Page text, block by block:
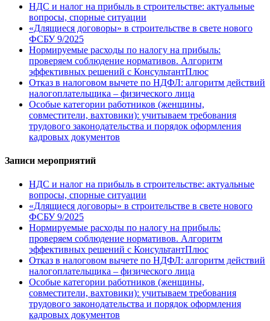
НДС и налог на прибыль в строительстве: актуальные
вопросы, спорные ситуации
«Длящиеся договоры» в строительстве в свете нового
ФСБУ 9/2025
Нормируемые расходы по налогу на прибыль:
проверяем соблюдение нормативов. Алгоритм
эффективных решений с КонсультантПлюс
Отказ в налоговом вычете по НДФЛ: алгоритм действий
налогоплательщика – физического лица
Особые категории работников (женщины,
совместители, вахтовики): учитываем требования
трудового законодательства и порядок оформления
кадровых документов
Записи мероприятий
НДС и налог на прибыль в строительстве: актуальные
вопросы, спорные ситуации
«Длящиеся договоры» в строительстве в свете нового
ФСБУ 9/2025
Нормируемые расходы по налогу на прибыль:
проверяем соблюдение нормативов. Алгоритм
эффективных решений с КонсультантПлюс
Отказ в налоговом вычете по НДФЛ: алгоритм действий
налогоплательщика – физического лица
Особые категории работников (женщины,
совместители, вахтовики): учитываем требования
трудового законодательства и порядок оформления
кадровых документов